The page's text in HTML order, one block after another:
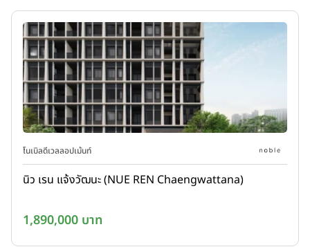
โนเบิลดีเวลลอปเม้นท์
นิว เรน แจ้งวัฒนะ (NUE REN Chaengwattana)
1,890,000 บาท